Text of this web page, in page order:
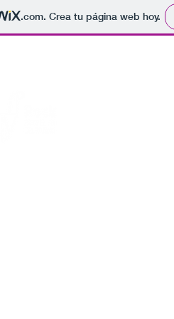
.com. Crea tu página web hoy.